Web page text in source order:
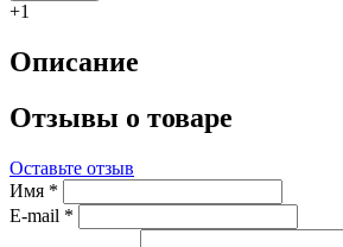
+1
Описание
Отзывы о товаре
Оставьте отзыв
Имя *
E-mail *